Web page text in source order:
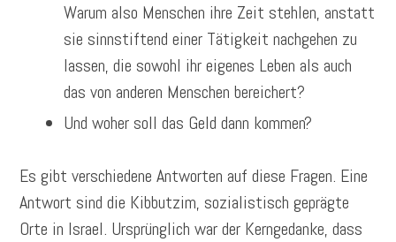
Warum also Menschen ihre Zeit stehlen, anstatt
sie sinnstiftend einer Tätigkeit nachgehen zu
lassen, die sowohl ihr eigenes Leben als auch
das von anderen Menschen bereichert?
Und woher soll das Geld dann kommen?
Es gibt verschiedene Antworten auf diese Fragen. Eine
Antwort sind die Kibbutzim, sozialistisch geprägte
Orte in Israel. Ursprünglich war der Kerngedanke, dass